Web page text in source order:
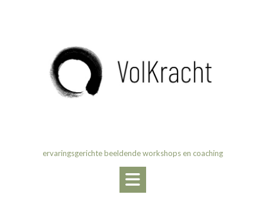
ervaringsgerichte beeldende workshops en coaching